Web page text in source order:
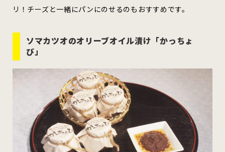
八戸市
すべてのエリアをみる
リ！チーズと一緒にパンにのせるのもおすすめです。
ソマカツオのオリーブオイル漬け「かっちょ
び」